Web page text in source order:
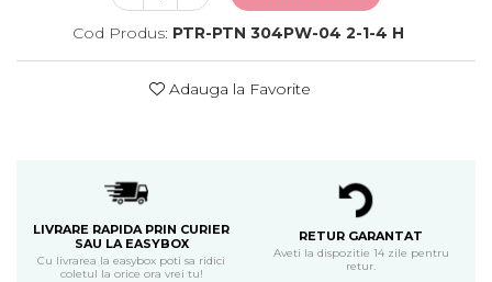
Cod Produs: PTR-PTN 304PW-04 2-1-4 H
Adauga la Favorite
LIVRARE RAPIDA PRIN CURIER
SAU LA EASYBOX
Cu livrarea la easybox poti sa ridici
coletul la orice ora vrei tu!
RETUR GARANTAT
Aveti la dispozitie 14 zile pentru
retur.